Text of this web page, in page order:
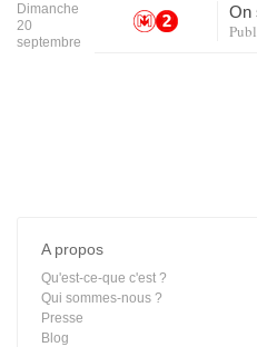
Dimanche
20
septembre
On
A propos
Qu'est-ce-que c'est ?
Qui sommes-nous ?
Presse
Blog